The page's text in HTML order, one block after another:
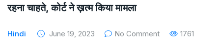
रहना चाहते, कोर्ट ने ख़त्म किया मामला
Hindi June 19, 2023 No Comment 1761